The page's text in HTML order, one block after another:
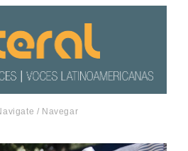
/ Navegar